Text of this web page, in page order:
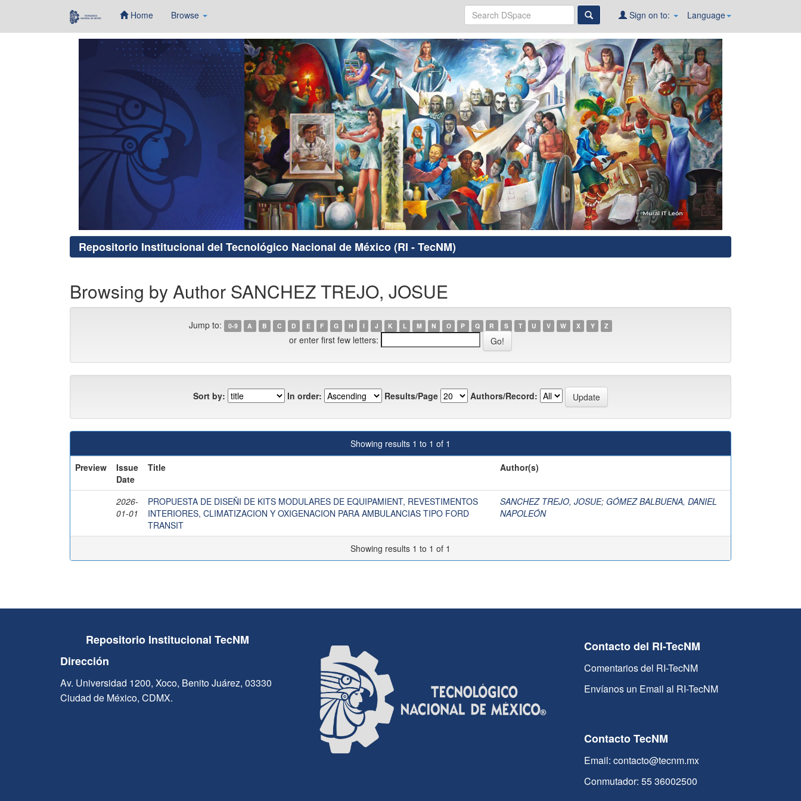
Home Browse Language
Sign on to:
Repositorio Institucional del Tecnológico Nacional de México (RI - TecNM)
Browsing by Author SANCHEZ TREJO, JOSUE
Jump to: 0-9 A B C D E F G H I J K L M N O P Q R S T U V W X Y Z
or enter first few letters:
Sort by: In order: Results/Page Authors/Record:
Showing results 1 to 1 of 1
Preview
Issue
Date
Title Author(s)
2026-
01-01
PROPUESTA DE DISEÑI DE KITS MODULARES DE EQUIPAMIENT, REVESTIMENTOS
INTERIORES, CLIMATIZACION Y OXIGENACION PARA AMBULANCIAS TIPO FORD
TRANSIT
SANCHEZ TREJO, JOSUE; GÓMEZ BALBUENA, DANIEL
NAPOLEÓN
Showing results 1 to 1 of 1
Repositorio Institucional TecNM
Dirección
Av. Universidad 1200, Xoco, Benito Juárez, 03330
Ciudad de México, CDMX.
Contacto del RI-TecNM
Comentarios del RI-TecNM
Envíanos un Email al RI-TecNM
Contacto TecNM
Email: contacto@tecnm.mx
Conmutador: 55 36002500